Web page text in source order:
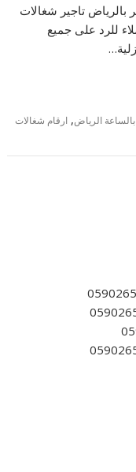
تاجير شغالات
للرد على جميع
الرياض,ارقام شغالات